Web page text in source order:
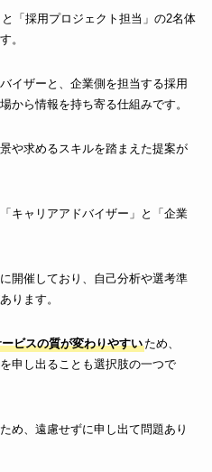
「採用プロジェクト担当」の2名体
。
イザーと、企業側を担当する採用
から情報を持ち寄る仕組みです。
や求めるスキルを踏まえた提案が
キャリアアドバイザー」と「企業
開催しており、自己分析や選考準
ります。
ビスの質が変わりやすいため、
申し出ることも選択肢の一つで
め、遠慮せずに申し出て問題あり